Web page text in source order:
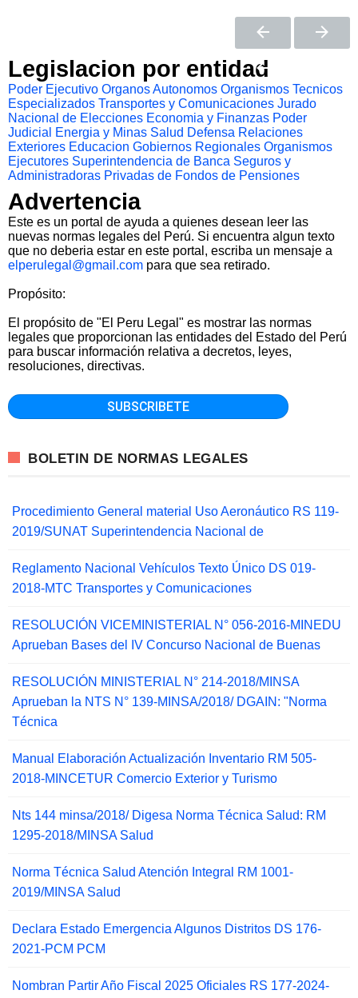
Legislacion por entidad
Poder Ejecutivo Organos Autonomos Organismos Tecnicos
Especializados Transportes y Comunicaciones Jurado
Nacional de Elecciones Economia y Finanzas Poder
Judicial
Energia y Minas Salud Defensa Relaciones
Exteriores Educacion Gobiernos Regionales Organismos
Ejecutores Superintendencia de Banca Seguros y
Administradoras Privadas de Fondos de Pensiones
Advertencia
Este es un portal de ayuda a quienes desean leer las
nuevas normas legales del Perú. Si encuentra algun texto
que no deberia estar en este portal, escriba un mensaje a
elperulegal@gmail.com para que sea retirado.
Propósito:
El propósito de "El Peru Legal" es mostrar las normas
legales que proporcionan las entidades del Estado del Perú
para buscar información relativa a decretos, leyes,
resoluciones, directivas.
BOLETIN DE NORMAS LEGALES
Procedimiento General material Uso Aeronáutico RS 119-
2019/SUNAT Superintendencia Nacional de
Reglamento Nacional Vehículos Texto Único DS 019-
2018-MTC Transportes y Comunicaciones
RESOLUCIÓN VICEMINISTERIAL N° 056-2016-MINEDU
Aprueban Bases del IV Concurso Nacional de Buenas
RESOLUCIÓN MINISTERIAL N° 214-2018/MINSA
Aprueban la NTS N° 139-MINSA/2018/ DGAIN: "Norma
Técnica
Manual Elaboración Actualización Inventario RM 505-
2018-MINCETUR Comercio Exterior y Turismo
Nts 144 minsa/2018/ Digesa Norma Técnica Salud: RM
1295-2018/MINSA Salud
Norma Técnica Salud Atención Integral RM 1001-
2019/MINSA Salud
Declara Estado Emergencia Algunos Distritos DS 176-
2021-PCM PCM
Nombran Partir Año Fiscal 2025 Oficiales RS 177-2024-